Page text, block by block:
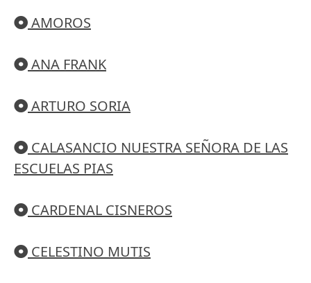
AMOROS
ANA FRANK
ARTURO SORIA
CALASANCIO NUESTRA SEÑORA DE LAS
ESCUELAS PIAS
CARDENAL CISNEROS
CELESTINO MUTIS